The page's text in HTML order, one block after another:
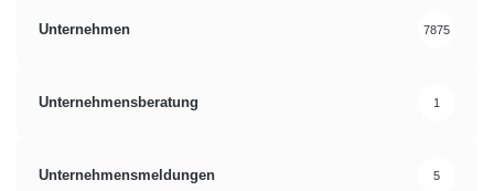
Unternehmen 7875
Unternehmensberatung 1
Unternehmensmeldungen 5